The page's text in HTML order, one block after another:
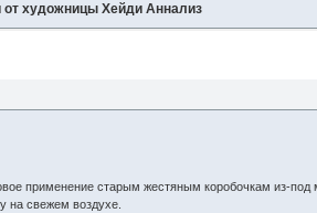
художницы Хейди Аннализ
применение старым жестяным коробочкам из-
на свежем воздухе.